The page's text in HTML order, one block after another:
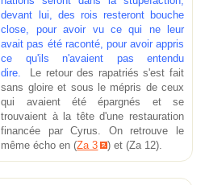
devant lui, des rois resteront bouche
close, pour avoir vu ce qui ne leur
avait pas été raconté, pour avoir appris
ce qu'ils n'avaient pas entendu
dire. Le retour des rapatriés s'est fait
sans gloire et sous le mépris de ceux
qui avaient été épargnés et se
trouvaient à la tête d'une restauration
financée par Cyrus. On retrouve le
même écho en (Za 3 ) et (Za 12).